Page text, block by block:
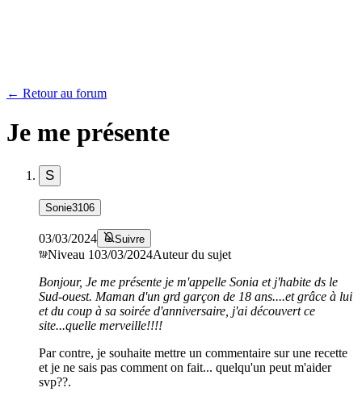
← Retour au forum
Je me présente
S
Sonie3106
03/03/2024 Suivre
Niveau 103/03/2024Auteur du sujet
Bonjour, Je me présente je m'appelle Sonia et j'habite ds le
Sud-ouest. Maman d'un grd garçon de 18 ans....et grâce à lui
et du coup à sa soirée d'anniversaire, j'ai découvert ce
site...quelle merveille!!!!
Par contre, je souhaite mettre un commentaire sur une recette
et je ne sais pas comment on fait... quelqu'un peut m'aider
svp??.